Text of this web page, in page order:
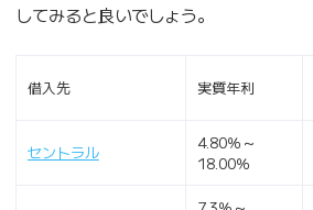
してみると良いでしょう。
借入先 実質年利
セントラル
4.80％～
18.00％